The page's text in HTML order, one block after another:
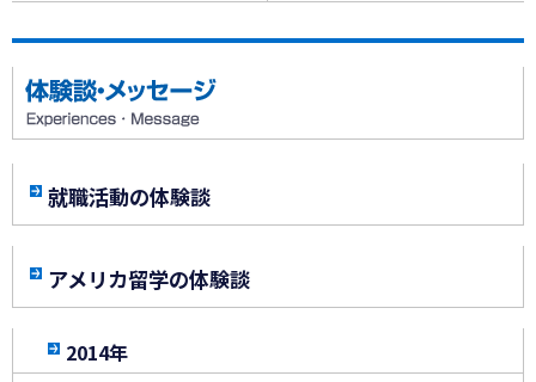
就職活動の体験談
アメリカ留学の体験談
2014年